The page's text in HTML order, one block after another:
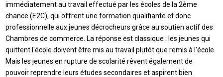
immédiatement au travail effectué par les écoles de la 2ème
chance (E2C), qui offrent une formation qualifiante et donc
professionnelle aux jeunes décrocheurs grâce au soutien actif des
Chambres de commerce. La réponse est classique : les jeunes qui
quittent l'école doivent être mis au travail plutôt que remis à l'école.
Mais les jeunes en rupture de scolarité rêvent également de
pouvoir reprendre leurs études secondaires et aspirent bien